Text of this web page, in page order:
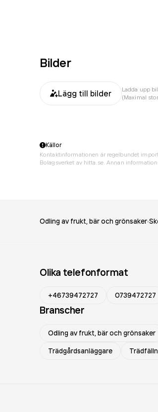
Bilder
Lägg till bilder
Ladda upp
(Maximal
Källor
Kontaktinformationen är regelbundet
Bolagsverket av hitta.se. Annan
Odling av frukt, bär och grönsaker
Olika telefonformat
+46739472727 0739472727
Branscher
Odling av frukt, bär och grönsaker
Trädgårdsanläggare